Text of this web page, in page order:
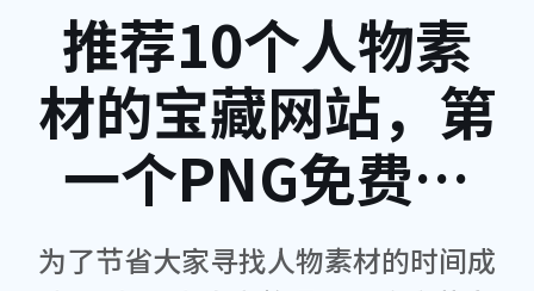
推荐10个人物素
材的宝藏网站，第
一个PNG免费下
载！
为了节省大家寻找人物素材的时间成